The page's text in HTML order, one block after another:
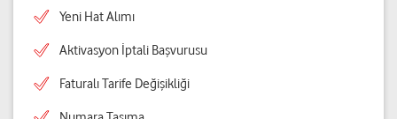
Yeni Hat Alımı
Aktivasyon İptali Başvurusu
Faturalı Tarife Değişikliği